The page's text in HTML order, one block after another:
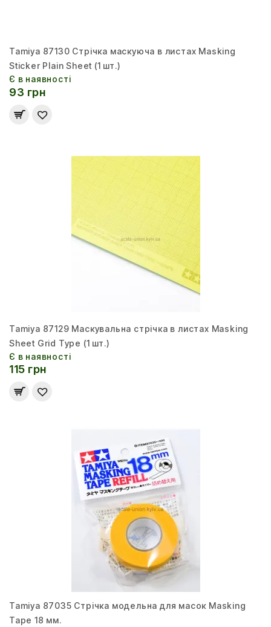
Tamiya 87130 Стрічка маскуюча в листах Masking
Sticker Plain Sheet (1 шт.)
Є в наявності
93 грн
Tamiya 87129 Маскувальна стрічка в листах Masking
Sheet Grid Type (1 шт.)
Є в наявності
115 грн
Tamiya 87035 Стрічка модельна для масок Masking
Tape 18 мм.